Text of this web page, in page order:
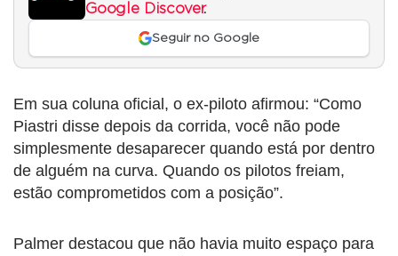
Google Discover.
Seguir no Google
Em sua coluna oficial, o ex-piloto afirmou: “Como
Piastri disse depois da corrida, você não pode
simplesmente desaparecer quando está por dentro
de alguém na curva. Quando os pilotos freiam,
estão comprometidos com a posição”.
Palmer destacou que não havia muito espaço para